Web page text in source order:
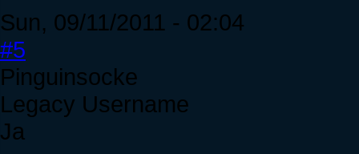
Sun, 09/11/2011 - 02:04
#5
Pinguinsocke
Legacy Username
Ja